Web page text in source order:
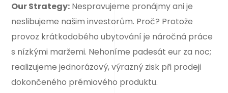
Our Strategy: Nespravujeme pronájmy ani je
neslibujeme našim investorům. Proč? Protože
provoz krátkodobého ubytování je náročná práce
s nízkými maržemi. Nehoníme padesát eur za noc;
realizujeme jednorázový, výrazný zisk při prodeji
dokončeného prémiového produktu.